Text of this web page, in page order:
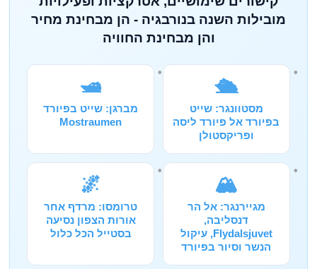
מובילות השנה בנורבגיה - הן מבחינת מחיר
והן מבחינת החוויה
🛳️
מסטוונגר: שייט
בפיורד אל פיורד ליסה
ופריקסטולן
🛥️
מברגן: שייט בפיורד
Mostraumen
🏔️
מגיירנגר: אל הר
דנסליבה,
Flydalsjuvet, עיקול
הנשר וסיור בפיורד
🌌
טרומסו: מרדף אחר
אורות הצפון נסיעה
בסטייל הכל כלול